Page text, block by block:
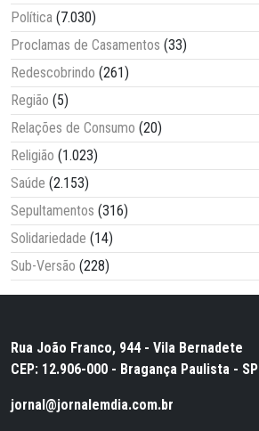
Política (7.030)
Proclamas de Casamentos (33)
Redescobrindo (261)
Região (5)
Relações de Consumo (20)
Religião (1.023)
Saúde (2.153)
Sepultamentos (316)
Solidariedade (14)
Sub-Versão (228)
Rua João Franco, 944 - Vila Bernadete
CEP: 12.906-000 - Bragança Paulista - SP
jornal@jornalemdia.com.br